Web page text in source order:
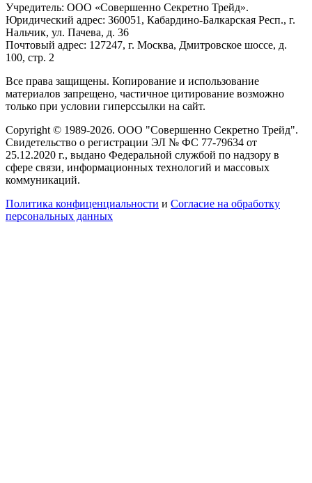
Учредитель: ООО «Совершенно Секретно Трейд».
Юридический адрес: 360051, Кабардино-Балкарская Респ., г.
Нальчик, ул. Пачева, д. 36
Почтовый адрес: 127247, г. Москва, Дмитровское шоссе, д.
100, стр. 2
Все права защищены. Копирование и использование
материалов запрещено, частичное цитирование возможно
только при условии гиперссылки на сайт.
Copyright © 1989-2026. ООО "Совершенно Секретно Трейд".
Свидетельство о регистрации ЭЛ № ФС 77-79634 от
25.12.2020 г., выдано Федеральной службой по надзору в
сфере связи, информационных технологий и массовых
коммуникаций.
Политика конфиценциальности и Согласие на обработку
персональных данных